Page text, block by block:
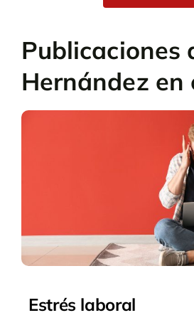
Publicaciones
Hernández en
Estrés laboral